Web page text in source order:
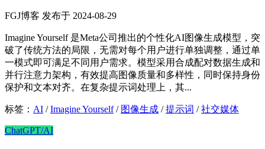
FGJ博客 发布于 2024-08-29
Imagine Yourself 是Meta公司推出的个性化AI图像生成模型，突
破了传统方法的局限，无需对每个用户进行单独调整，通过单
一模式即可满足不同用户需求。模型采用合成配对数据生成和
并行注意力架构，有效提高图像质量和多样性，同时保持身份
保护和文本对齐。在复杂提示词处理上，其...
标签： AI /Imagine Yourself/ 图像生成 /提示词 /社交媒体
ChatGPT/AI